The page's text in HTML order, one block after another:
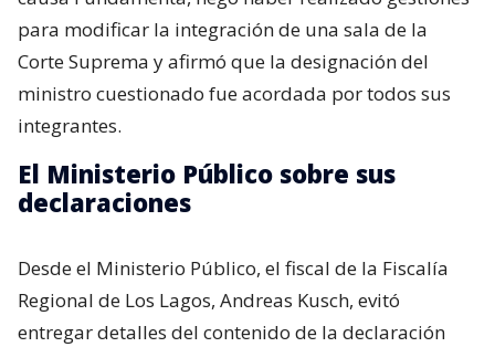
para modificar la integración de una sala de la
Corte Suprema y afirmó que la designación del
ministro cuestionado fue acordada por todos sus
integrantes.
El Ministerio Público sobre sus
declaraciones
Desde el Ministerio Público, el fiscal de la Fiscalía
Regional de Los Lagos, Andreas Kusch, evitó
entregar detalles del contenido de la declaración